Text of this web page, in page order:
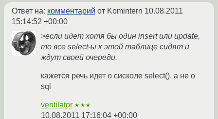
Ответ на: комментарий от Komintern 10.08.2011
15:14:52 +00:00
>если идет хотя бы один insert или update,
то все select-ы к этой таблице сидят и
ждут своей очереди.
кажется речь идет о сисколе select(), а не о
sql
ventilator ★★★
10.08.2011 17:16:04 +00:00